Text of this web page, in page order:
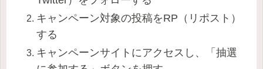
キャンペーン対象の投稿をRP（リポスト）
する
キャンペーンサイトにアクセスし、「抽選